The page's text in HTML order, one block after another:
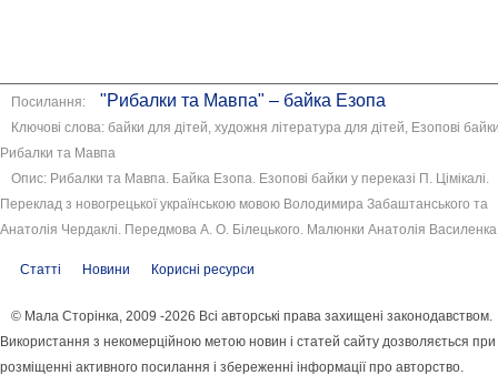
Посилання: "Рибалки та Мавпа" – байка Езопа
Ключові слова: байки для дітей, художня література для дітей, Езопові
Рибалки та Мавпа
Опис: Рибалки та Мавпа. Байка Езопа. Езопові байки у переказі П. Цімікалі.
Переклад з новогрецької українською мовою Володимира Забаштанського та
Анатолія Чердаклі. Передмова А. О. Білецького. Малюнки Анатолія
Статті Новини Корисні ресурси
© Мала Сторінка, 2009 -2026 Всі авторські права захищені законодавством.
Використання з некомерційною метою новин і статей сайту дозволяється при
розміщенні активного посилання і збереженні інформації про авторство.